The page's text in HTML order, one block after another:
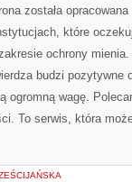
została
które
ochrony
budzi pozytywne
ogromną wagę.
To serwis, która